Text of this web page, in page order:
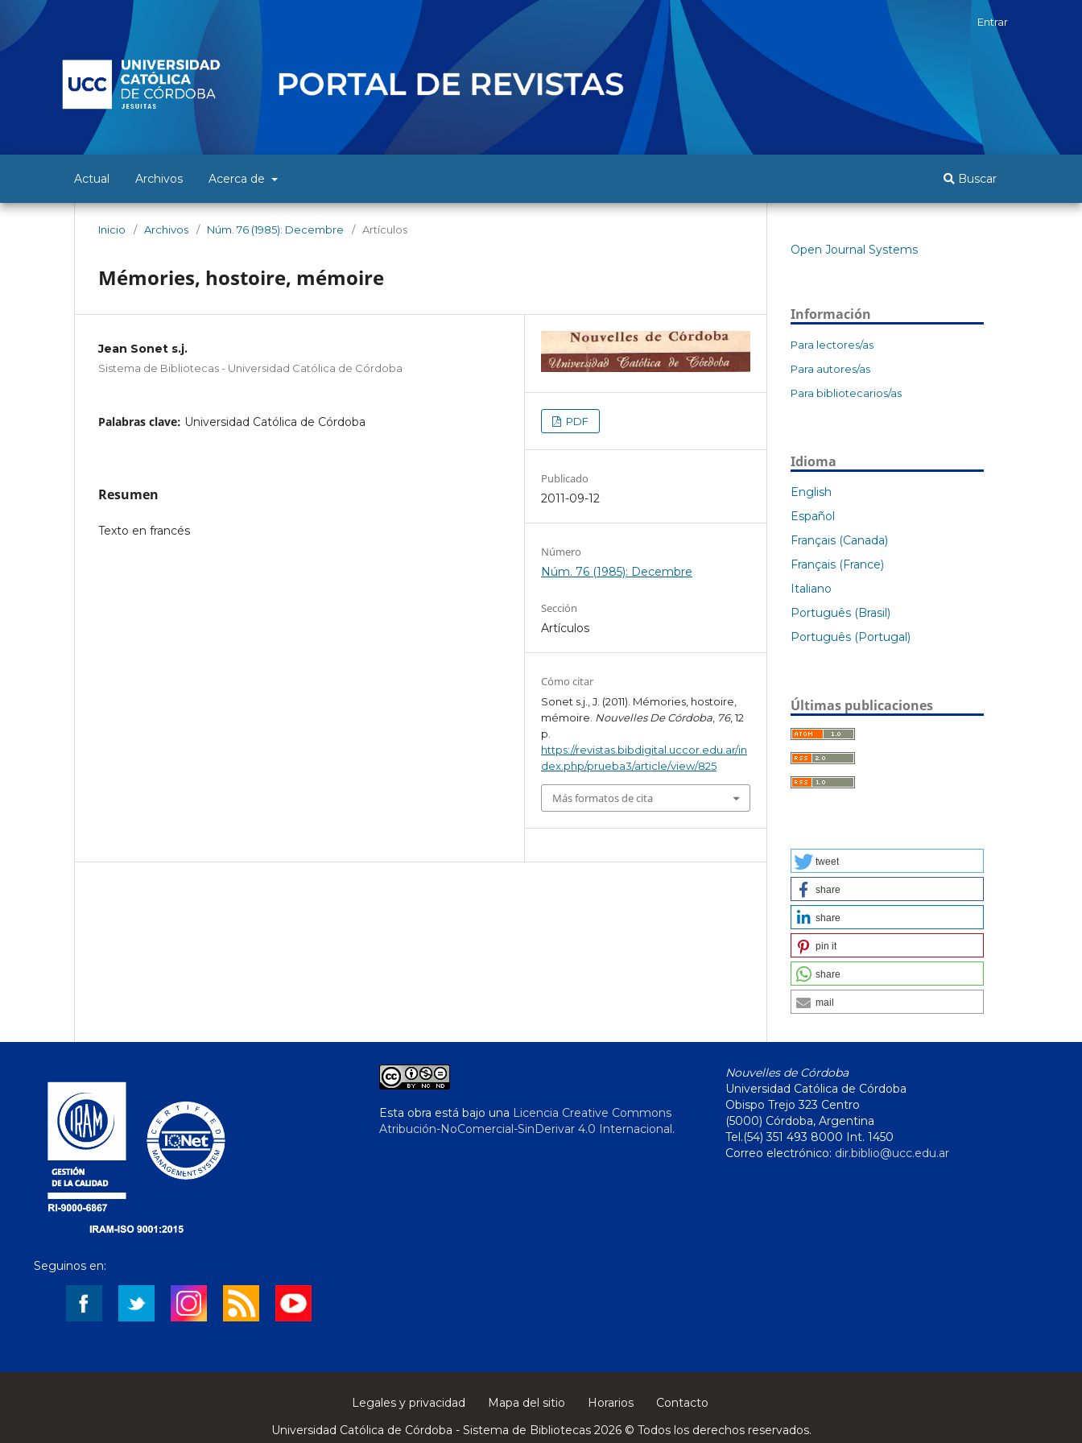
Actual Archivos Acerca de Buscar
Entrar
Inicio / Archivos / Núm. 76 (1985): Decembre / Artículos
Mémories, hostoire, mémoire
Jean Sonet s.j.
Sistema de Bibliotecas - Universidad Católica de Córdoba
Palabras clave: Universidad Católica de Córdoba
Resumen
Texto en francés
PDF
Publicado
2011-09-12
Número
Núm. 76 (1985): Decembre
Sección
Artículos
Cómo citar
Sonet s.j., J. (2011). Mémories, hostoire,
mémoire. Nouvelles De Córdoba 76, 12
p.
https://revistas.bibdigital.uccor.edu.ar/in
dex.php/prueba3/article/view/825
Más formatos de cita
Open Journal Systems
Información
Para lectores/as
Para autores/as
Para bibliotecarios/as
Idioma
English
Español
Français (Canada)
Français (France)
Italiano
Português (Brasil)
Português (Portugal)
Últimas publicaciones
tweet
share
share
pin it
share
mail
Seguinos en:
Esta obra está bajo una Licencia Creative Commons
Atribución-NoComercial-SinDerivar 4.0 Internacional.
Nouvelles de Córdoba
Universidad Católica de Córdoba
Obispo Trejo 323 Centro
(5000) Córdoba, Argentina
Tel.(54) 351 493 8000 Int. 1450
Correo electrónico: dir.biblio@ucc.edu.ar
Legales y privacidad Mapa del sitio Horarios
Contacto
Universidad Católica de Córdoba - Sistema de Bibliotecas 2026 © Todos los derechos reservados.